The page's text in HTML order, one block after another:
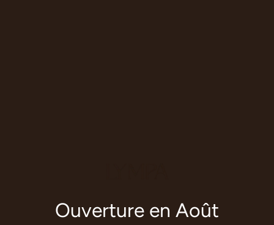
Ouverture en Août